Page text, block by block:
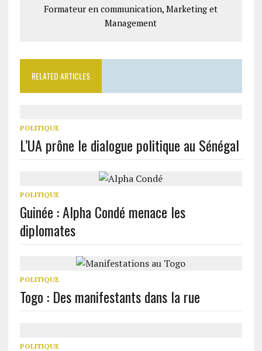
Formateur en communication, Marketing et
Management
RELATED ARTICLES
POLITIQUE
L’UA prône le dialogue politique au Sénégal
POLITIQUE
Guinée : Alpha Condé menace les
diplomates
POLITIQUE
Togo : Des manifestants dans la rue
POLITIQUE